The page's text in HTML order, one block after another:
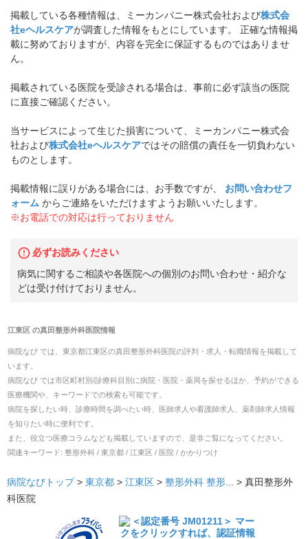
掲載している各種情報は、ミーカンパニー株式会社および株式会
社eヘルスケアが調査した情報をもとにしています。 正確な情報掲
載に努めておりますが、内容を完全に保証するものではありませ
ん。
掲載されている医院を受診される場合は、事前に必ず該当の医院
に直接ご確認ください。
当サービスによって生じた損害について、ミーカンパニー株式会
社および株式会社eヘルスケアではその賠償の責任を一切負わない
ものとします。
掲載情報に誤りがある場合には、お手数ですが、
お問い合わせフ
ォーム からご連絡をいただけますようお願いいたします。
※お電話での対応は行っておりません
必ずお読みください
病気に関するご相談や各医院への個別のお問い合わせ・紹介な
どは受け付けておりません。
江東区の真田整形外科医院情報
病院なび では、 東京都江東区の真田整形外科医院の評判・求人・転職情報を掲載して
います。
病院なび では市区町村別/診療科目別に病院・医院・薬局を探せるほか、予約ができる
医療機関や、キーワードでの検索も可能です。
病院を探したい時、診療時間を調べたい時、医師求人や看護師求人、薬剤師求人情報
を知りたい時に便利です。
また、役立つ医療コラムなども掲載していますので、是非ご覧になってください。
関連キーワード: 整形外科 / 東京都 / 江東区 / 医院 / かかりつけ
病院なびトップ > 東京都 > 江東区 > 整形外科 整形... > 真田整形外
科医院